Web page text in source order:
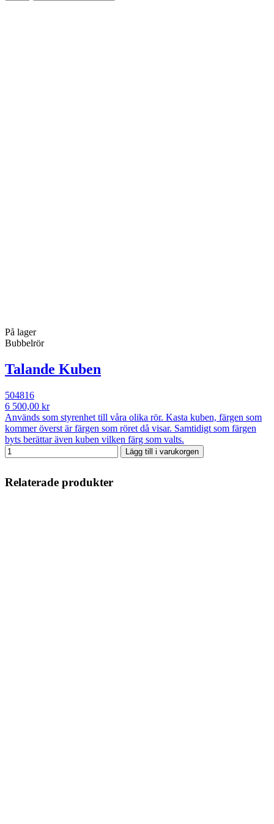
På lager
Bubbelrör
Talande Kuben
504816
6 500,00 kr
Används som styrenhet till våra olika rör. Kasta kuben, färgen som
kommer överst är färgen som röret då visar. Samtidigt som färgen
byts berättar även kuben vilken färg som valts.
Lägg till i varukorgen
Relaterade produkter